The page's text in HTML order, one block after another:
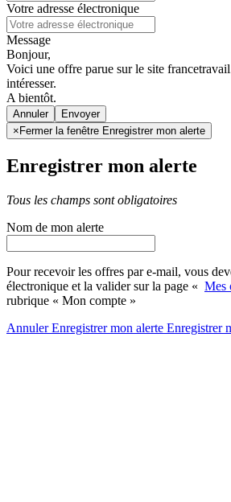
Votre adresse électronique
Message
Bonjour,
Voici une offre parue sur le site
intéresser.
A bientôt.
Annuler
× Fermer la fenêtre Enregistrer mon alerte
Enregistrer mon alerte
Tous les champs sont obligatoires
Nom de mon alerte
Pour recevoir les offres par e-mail, vous
électronique et la valider sur la page « Mes
rubrique « Mon compte »
AnnulerEnregistrer mon alerte Enregistrer